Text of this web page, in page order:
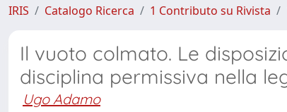
IRIS Catalogo Ricerca 1 Contributo su Rivista
Il vuoto colmato. Le
disciplina permissiva nella
Ugo Adamo